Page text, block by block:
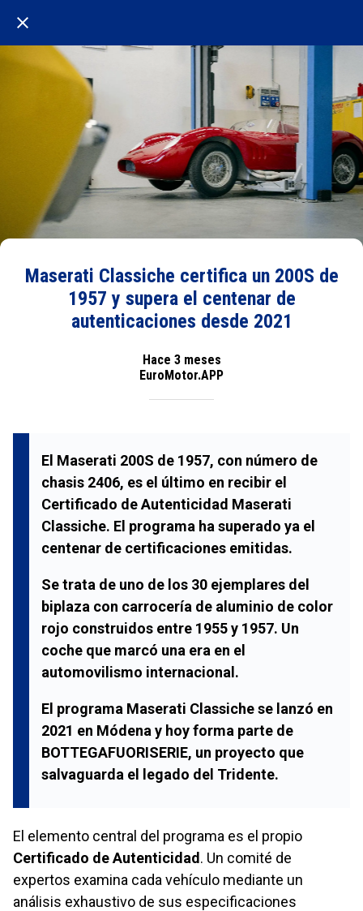
Maserati Classiche certifica un 200S de
1957 y supera el centenar de
autenticaciones desde 2021
Hace 3 meses
EuroMotor.APP
El Maserati 200S de 1957, con número de
chasis 2406, es el último en recibir el
Certificado de Autenticidad Maserati
Classiche. El programa ha superado ya el
centenar de certificaciones emitidas.
Se trata de uno de los 30 ejemplares del
biplaza con carrocería de aluminio de color
rojo construidos entre 1955 y 1957. Un
coche que marcó una era en el
automovilismo internacional.
El programa Maserati Classiche se lanzó en
2021 en Módena y hoy forma parte de
BOTTEGAFUORISERIE, un proyecto que
salvaguarda el legado del Tridente.
El elemento central del programa es el propio
Certificado de Autenticidad. Un comité de
expertos examina cada vehículo mediante un
análisis exhaustivo de sus especificaciones